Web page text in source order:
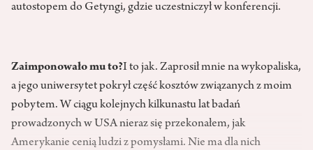
autostopem do Getyngi, gdzie uczestniczył w konferencji.
Zaimponowało mu to?I to jak. Zaprosił mnie na wykopaliska,
a jego uniwersytet pokrył część kosztów związanych z moim
pobytem. W ciągu kolejnych kilkunastu lat badań
prowadzonych w USA nieraz się przekonałem, jak
Amerykanie cenią ludzi z pomysłami. Nie ma dla nich